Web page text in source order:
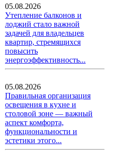
05.08.2026
Утепление балконов и
лоджий стало важной
задачей для владельцев
квартир, стремящихся
повысить
энергоэффективность...
05.08.2026
Правильная организация
освещения в кухне и
столовой зоне — важный
аспект комфорта,
функциональности и
эстетики этого...